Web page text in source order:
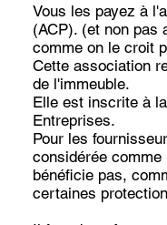
Vous les payez à
(ACP). (et non pas
comme on le croit
Cette association
de l'immeuble.
Elle est inscrite à
Entreprises.
Pour les
considérée
bénéficie pas,
certaines